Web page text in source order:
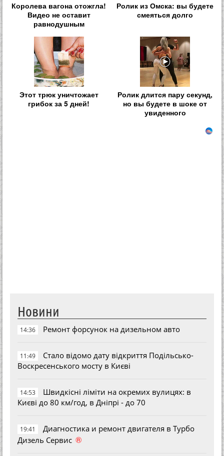
Королева вагона отожгла!
Видео не оставит
равнодушным
Ролик из Омска: вы будете
смеяться долго
Этот трюк уничтожает
грибок за 5 дней!
Ролик длится пару секунд,
но вы будете в шоке от
увиденного
Новини
14:36 Ремонт форсунок на дизельном авто
11:49
Стало відомо дату відкриття Подільсько-
Воскресенського мосту в Києві
14:53
Швидкісні ліміти на окремих вулицях: в
Києві до 80 км/год, в Дніпрі - до 70
19:41
Диагностика и ремонт двигателя в Турбо
Дизель Сервис ®